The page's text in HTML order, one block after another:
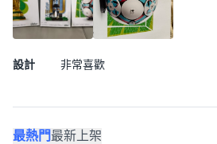
設計 非常喜歡
最熱門最新上架